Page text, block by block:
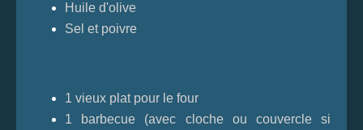
Huile d'olive
Sel et poivre
1 vieux plat pour le four
1 barbecue (avec cloche ou couvercle si